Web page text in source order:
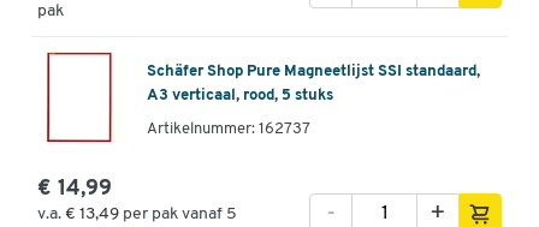
pak
Schäfer Shop Pure Magneetlijst SSI standaard,
A3 verticaal, rood, 5 stuks
Artikelnummer: 162737
€ 14,99
v.a. € 13,49 per pak vanaf 5
+
-